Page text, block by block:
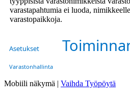
varastapahtumia ei luoda,
varastopaikkoja.
Asetukset
Varastonhallinta
Mobiili näkymä | Vaihda Työpöytä